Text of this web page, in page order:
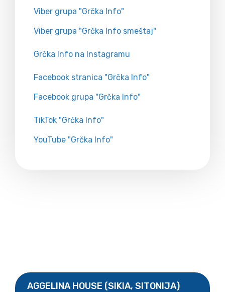
Viber grupa "Grčka Info"
Viber grupa "Grčka Info smeštaj"
Grčka Info na Instagramu
Facebook stranica "Grčka Info"
Facebook grupa "Grčka Info"
TikTok "Grčka Info"
YouTube "Grčka Info"
AGGELINA HOUSE (SIKIA, SITONIJA)